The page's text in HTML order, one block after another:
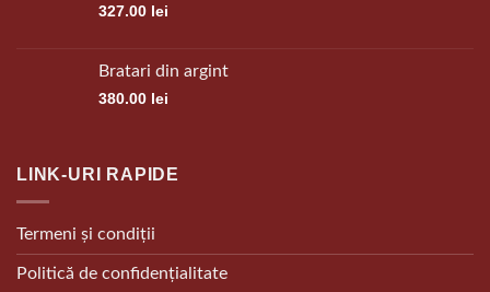
327.00 lei
Bratari din argint
380.00 lei
LINK-URI RAPIDE
Termeni și condiții
Politică de confidențialitate